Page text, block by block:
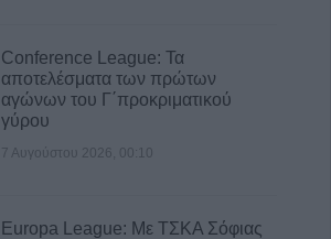
Conference League: Τα
αποτελέσματα των πρώτων
αγώνων του Γ΄προκριματικού
γύρου
7 Αυγούστου 2026, 00:10
Europa League: Με ΤΣΚΑ Σόφιας